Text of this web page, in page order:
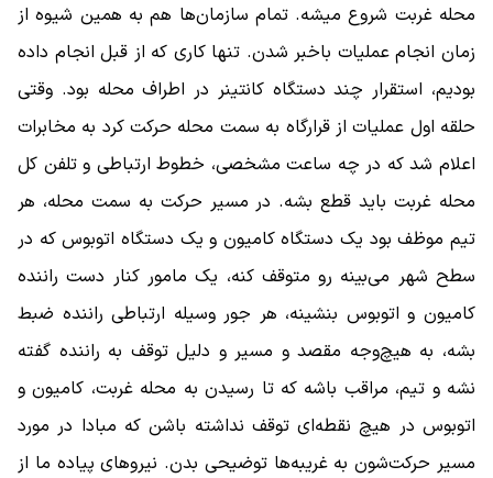
محله غربت شروع میشه. تمام سازمان‌ها هم به همین شیوه از
زمان انجام عملیات باخبر شدن. تنها کاری که از قبل انجام داده
بودیم، استقرار چند دستگاه کانتینر در اطراف محله بود. وقتی
حلقه اول عملیات از قرارگاه به سمت محله حرکت کرد به مخابرات
اعلام شد که در چه ساعت مشخصی، خطوط ارتباطی و تلفن کل
محله غربت باید قطع بشه. در مسیر حرکت به سمت محله، هر
تیم موظف بود یک دستگاه کامیون و یک دستگاه اتوبوس که در
سطح شهر می‌بینه رو متوقف کنه، یک مامور کنار دست راننده
کامیون و اتوبوس بنشینه، هر جور وسیله ارتباطی راننده ضبط
بشه، به هیچ‌وجه مقصد و مسیر و دلیل توقف به راننده گفته
نشه و تیم، مراقب باشه که تا رسیدن به محله غربت، کامیون و
اتوبوس در هیچ نقطه‌ای توقف نداشته باشن که مبادا در مورد
مسیر حرکت‌شون به غریبه‌ها توضیحی بدن. نیروهای پیاده ما از